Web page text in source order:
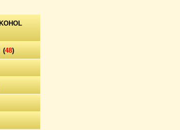
(48)